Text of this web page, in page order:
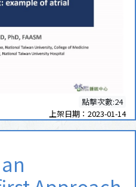
點擊次數:24
上架日期：2023-01-14